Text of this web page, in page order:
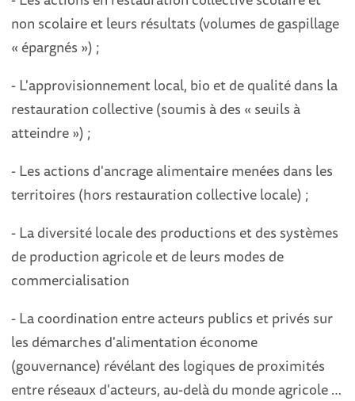
non scolaire et leurs résultats (volumes de gaspillage
« épargnés ») ;
- L'approvisionnement local, bio et de qualité dans la
restauration collective (soumis à des « seuils à
atteindre ») ;
- Les actions d'ancrage alimentaire menées dans les
territoires (hors restauration collective locale) ;
- La diversité locale des productions et des systèmes
de production agricole et de leurs modes de
commercialisation
- La coordination entre acteurs publics et privés sur
les démarches d'alimentation économe
(gouvernance) révélant des logiques de proximités
entre réseaux d'acteurs, au-delà du monde agricole …